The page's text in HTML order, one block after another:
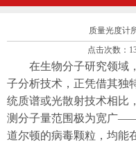
质量光度计
点击次数：
在生物分子研究领域，
子分析技术，正凭借其独
统质谱或光散射技术相比
测分子量范围极为宽广
道尔顿的病毒颗粒，均能